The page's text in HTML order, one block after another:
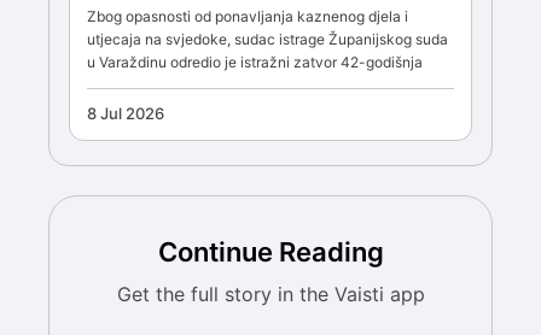
Zbog opasnosti od ponavljanja kaznenog djela i
utjecaja na svjedoke, sudac istrage Županijskog suda
u Varaždinu odredio je istražni zatvor 42-godišnja
8 Jul 2026
Continue Reading
Get the full story in the Vaisti app